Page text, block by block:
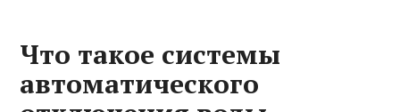
Что такое системы
автоматического